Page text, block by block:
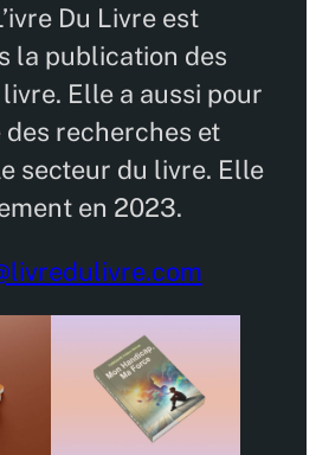
Du Livre est
la publication des
Elle a aussi pour
recherches et
secteur du livre. Elle
en 2023.